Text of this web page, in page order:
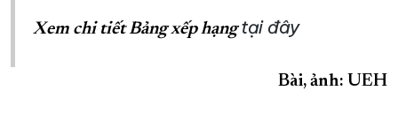
Xem chi tiết Bảng xếp hạngtại đây
Bài, ảnh: UEH